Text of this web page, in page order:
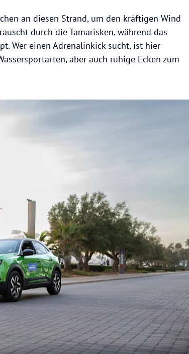
an diesen Strand, um den kräftigen Wind
durch die Tamarisken, während das
Wer einen Adrenalinkick sucht, ist hier
aber auch ruhige Ecken zum